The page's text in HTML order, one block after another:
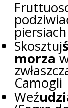
Skosztuj
morza
Camogli
Weź